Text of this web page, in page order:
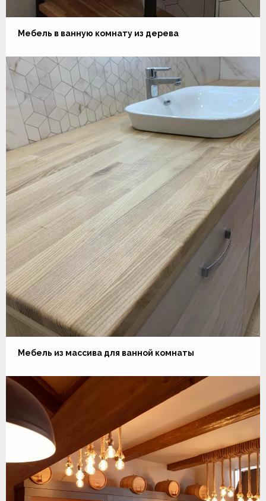
Мебель в ванную комнату из дерева
Мебель из массива для ванной комнаты